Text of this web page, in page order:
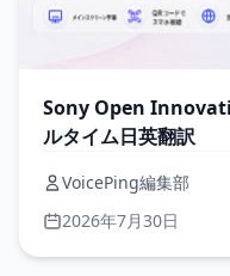
Sony Open
ルタイム日英翻訳
VoicePing編集部
2026年7月30日